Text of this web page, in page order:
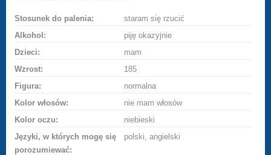
Stosunek do palenia:
staram się rzucić
Alkohol:
piję okazyjnie
Dzieci:
mam
Wzrost:
185
Figura:
normalna
Kolor włosów:
nie mam włosów
Kolor oczu:
niebieski
Języki, w których mogę się
porozumiewać:
polski, angielski